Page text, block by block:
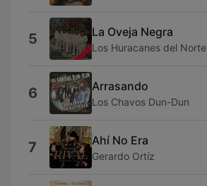
5 La Oveja Negra
Los Huracanes del Norte
6 Arrasando
Los Chavos Dun-Dun
7 Ahí No Era
Gerardo Ortíz